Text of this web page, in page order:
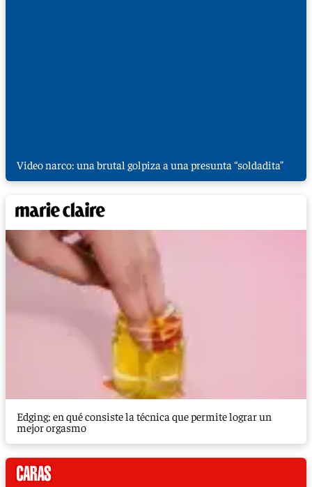
Video narco: una brutal golpiza a una presunta “soldadita”
Edging: en qué consiste la técnica que permite lograr un
mejor orgasmo